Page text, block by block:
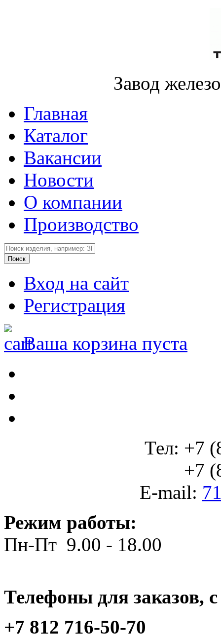
Завод
Главная
Каталог
Вакансии
Новости
О компании
Производство
Вход на сайт
Регистрация
Ваша корзина пуста
Тел: +7
+7
E-mail:
Режим работы:
Пн-Пт 9.00 - 18.00
Телефоны для заказов,
+7 812 716-50-70